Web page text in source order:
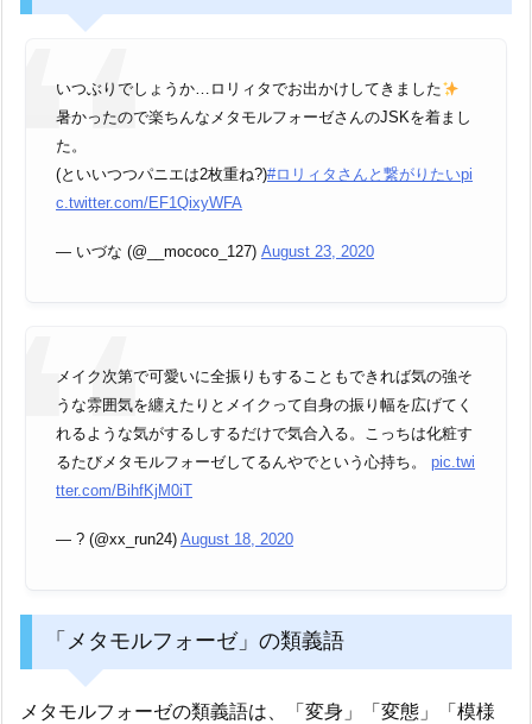
いつぶりでしょうか…ロリィタでお出かけしてきました
暑かったので楽ちんなメタモルフォーゼさんのJSKを着まし
た。
(といいつつパニエは2枚重ね?)#ロリィタさんと繋がりたいpi
c.twitter.com/EF1QixyWFA
— いづな (@__mococo_127) August 23, 2020
メイク次第で可愛いに全振りもすることもできれば気の強そ
うな雰囲気を纏えたりとメイクって自身の振り幅を広げてく
れるような気がするしするだけで気合入る。こっちは化粧す
るたびメタモルフォーゼしてるんやでという心持ち。 pic.twi
tter.com/BihfKjM0iT
— ? (@xx_run24) August 18, 2020
「メタモルフォーゼ」の類義語
メタモルフォーゼの類義語は、「変身」「変態」「模様